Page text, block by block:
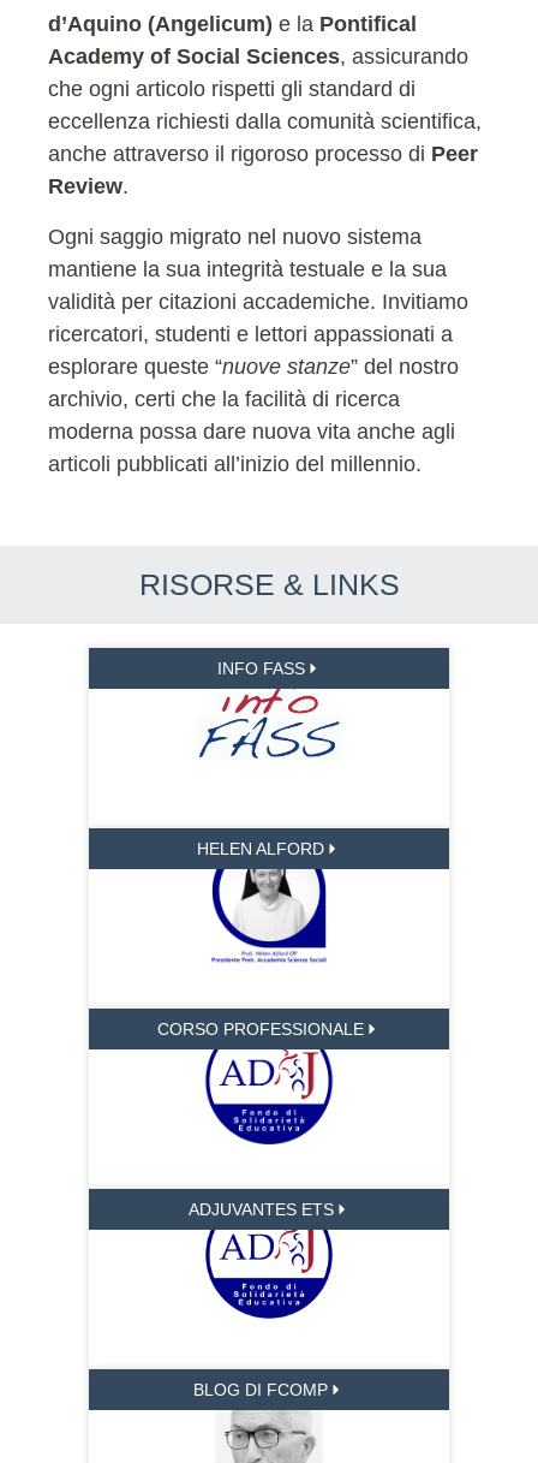
d’Aquino (Angelicum) e la Pontifical
Academy of Social Sciences, assicurando
che ogni articolo rispetti gli standard di
eccellenza richiesti dalla comunità scientifica,
anche attraverso il rigoroso processo di Peer
Review.
Ogni saggio migrato nel nuovo sistema
mantiene la sua integrità testuale e la sua
validità per citazioni accademiche. Invitiamo
ricercatori, studenti e lettori appassionati a
esplorare queste “nuove stanze” del nostro
archivio, certi che la facilità di ricerca
moderna possa dare nuova vita anche agli
articoli pubblicati all’inizio del millennio.
RISORSE & LINKS
INFO FASS
HELEN ALFORD
CORSO PROFESSIONALE
ADJUVANTES ETS
BLOG DI FCOMP